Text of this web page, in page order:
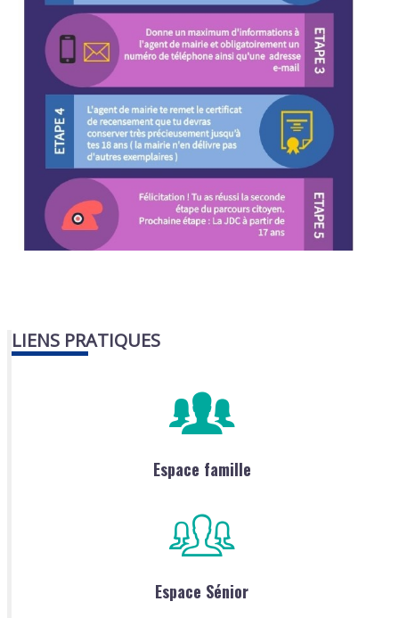
LIENS PRATIQUES
Espace famille
Espace Sénior